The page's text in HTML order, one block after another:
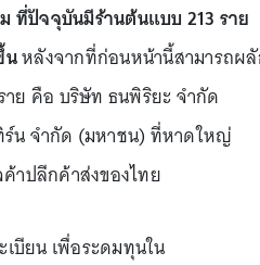
ที่ปัจจุบันมีร้านต้นแบบ 213 ราย
นหลังจากที่ก่อนหน้านี้สามารถผ
ย คือ บริษัท ธนพิริยะ จำกัด
ร์น จำกัด (มหาชน) ที่หาดใหญ่
ค้าปลีกค้าส่งของไทย
บียน เพื่อระดมทุนใน